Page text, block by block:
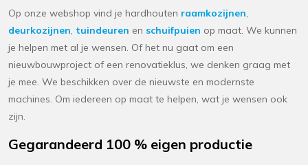
Op onze webshop vind je hardhouten raamkozijnen,
deurkozijnen, tuindeuren en schuifpuien op maat. We kunnen
je helpen met al je wensen. Of het nu gaat om een
nieuwbouwproject of een renovatieklus, we denken graag met
je mee. We beschikken over de nieuwste en modernste
machines. Om iedereen op maat te helpen, wat je wensen ook
zijn.
Gegarandeerd 100 % eigen productie